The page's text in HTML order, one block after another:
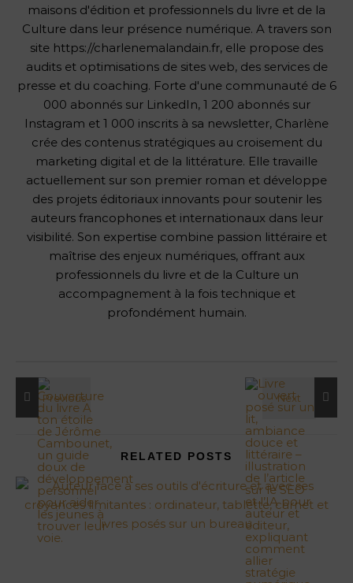
maisons d'édition et professionnels du livre et de la
Culture dans leur présence numérique. A travers son
site https://charlenemalandain.fr, elle propose des
audits et optimisations de sites web, des services de
presse et du coaching. Forte d'une communauté de 6
000 abonnés sur LinkedIn, 1 200 abonnés sur
Instagram et 1 000 inscrits à sa newsletter, Charlène
crée des contenus stratégiques au croisement du
marketing digital et de la littérature. Elle travaille
actuellement sur son premier roman et développe
des projets éditoriaux innovants pour soutenir les
auteurs francophones et internationaux dans leur
visibilité. Son expertise combine passion littéraire et
maîtrise des enjeux numériques, offrant aux
professionnels du livre et de la Culture un
accompagnement à la fois technique et
profondément humain.
RELATED POSTS